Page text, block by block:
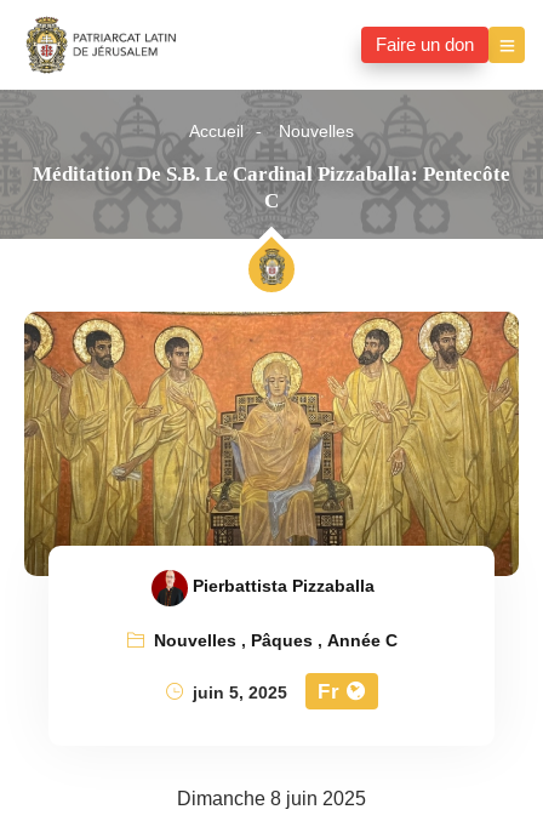
Faire un don
Accueil Nouvelles
Méditation De S.B. Le Cardinal Pizzaballa: Pentecôte
C
Pierbattista Pizzaballa
Nouvelles, Pâques,Année C
juin 5, 2025
Fr
Dimanche 8 juin 2025